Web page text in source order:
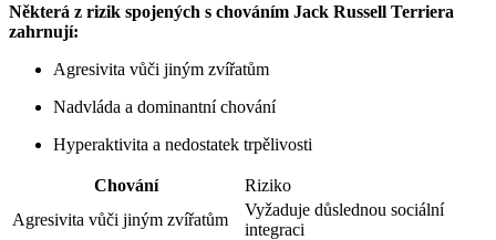
Některá z rizik spojených s chováním Jack Russell Terriera
zahrnují:
Agresivita vůči jiným zvířatům
Nadvláda a dominantní chování
Hyperaktivita a nedostatek trpělivosti
Chování
Riziko
Agresivita vůči jiným zvířatům
Vyžaduje důslednou sociální
integraci